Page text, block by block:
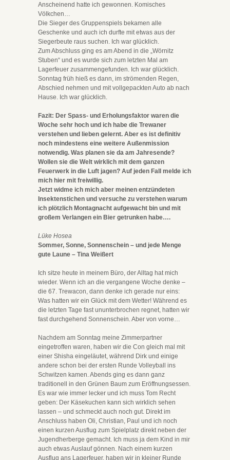
Anscheinend hatte ich gewonnen. Komisches
Völkchen…
Die Sieger des Gruppenspiels bekamen alle
Geschenke und auch ich durfte mit etwas aus der
Siegerbeute raus suchen. Ich war glücklich.
Zum Abschluss ging es am Abend in die „Wörnitz
Stuben“ und es wurde sich zum letzten Mal am
Lagerfeuer zusammengefunden. Ich war glücklich.
Sonntag früh hieß es dann, im strömenden Regen,
Abschied nehmen und mit vollgepackten Auto ab nach
Hause. Ich war glücklich.
Fazit: Der Spass- und Erholungsfaktor waren die
Woche sehr hoch und ich habe die Trewaner
verstehen und lieben gelernt. Aber es ist definitiv
noch mindestens eine weitere Außenmission
notwendig. Was planen sie da am Jahresende?
Wollen sie die Welt wirklich mit dem ganzen
Feuerwerk in die Luft jagen? Auf jeden Fall melde ich
mich hier mit freiwillig.
Jetzt widme ich mich aber meinen entzündeten
Insektenstichen und versuche zu verstehen warum
ich plötzlich Montagnacht aufgewacht bin und mit
großem Verlangen ein Bier getrunken habe….
Lüke Hosea
Sommer, Sonne, Sonnenschein – und jede Menge
gute Laune – Tina Weißert
Ich sitze heute in meinem Büro, der Alltag hat mich
wieder. Wenn ich an die vergangene Woche denke –
die 67. Trewacon, dann denke ich gerade nur eins:
Was hatten wir ein Glück mit dem Wetter! Während es
die letzten Tage fast ununterbrochen regnet, hatten wir
fast durchgehend Sonnenschein. Aber von vorne…
Nachdem am Sonntag meine Zimmerpartner
eingetroffen waren, haben wir die Con gleich mal mit
einer Shisha eingeläutet, während Dirk und einige
andere schon bei der ersten Runde Volleyball ins
Schwitzen kamen. Abends ging es dann ganz
traditionell in den Grünen Baum zum Eröffnungsessen.
Es war wie immer lecker und ich muss Tom Recht
geben: Der Käsekuchen kann sich wirklich sehen
lassen – und schmeckt auch noch gut. Direkt im
Anschluss haben Oli, Christian, Paul und ich noch
einen kurzen Ausflug zum Spielplatz direkt neben der
Jugendherberge gemacht. Ich muss ja dem Kind in mir
auch etwas Auslauf gönnen. Nach einem kurzen
Ausflug ans Lagerfeuer, haben wir in kleiner Runde